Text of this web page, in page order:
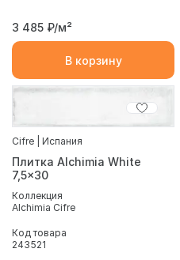
3 485 ₽/м²
В корзину
Cifre | Испания
Плитка Alchimia White
7,5x30
Коллекция
Alchimia Cifre
Код товара
243521